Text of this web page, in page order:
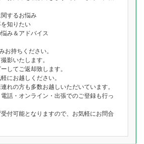
するお悩み
知りたい
み＆アドバイス
お持ちください。
影いたします。
してご返却致します。
にお越しください。
れの方も多数お越しいただいています。
話・オンライン・出張でのご登録も行っ
付可能となりますので、お気軽にお問合